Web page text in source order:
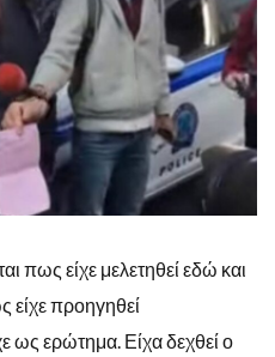
πως είχε μελετηθεί εδώ και
είχε προηγηθεί
ως ερώτημα. Είχα δεχθεί ο